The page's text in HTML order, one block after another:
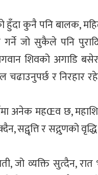
कुनै पनि बालक,
जो सुकैले पनि
शिवको अगाडि
चढाउनुपर्छ र निरहार
अनेक महŒव छ,
सद्वृत्ति र सद्गुणको
जो व्यक्ति सुत्दैन,